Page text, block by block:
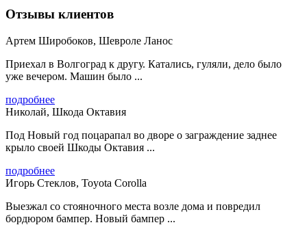
Отзывы клиентов
Артем Широбоков, Шевроле Ланос
Приехал в Волгоград к другу. Катались, гуляли, дело было
уже вечером. Машин было ...
подробнее
Николай, Шкода Октавия
Под Новый год поцарапал во дворе о заграждение заднее
крыло своей Шкоды Октавия ...
подробнее
Игорь Стеклов, Toyota Corolla
Выезжал со стояночного места возле дома и повредил
бордюром бампер. Новый бампер ...